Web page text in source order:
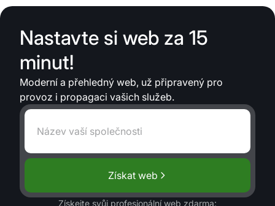
Nastavte si web za 15
minut!
Moderní a přehledný web, už připravený pro
provoz i propagaci vašich služeb.
Získat web
Získejte svůj profesionální web zdarma: